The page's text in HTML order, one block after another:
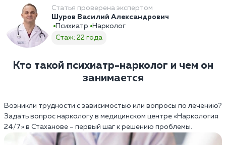
Статья проверена экспертом
Шуров Василий Александрович
Психиатр
Нарколог
Стаж: 22 года
Кто такой психиатр-нарколог и чем он
занимается
Возникли трудности с зависимостью или вопросы по лечению?
Задать вопрос наркологу в медицинском центре «Наркология
24/7» в Стаханове – первый шаг к решению проблемы.